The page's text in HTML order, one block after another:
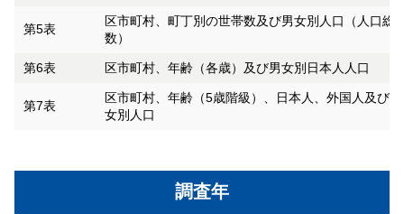
調査年
第5表
区市町村、町丁別の世帯数及び男女別人口（人口総
数）
第6表 区市町村、年齢（各歳）及び男女別日本人人口
第7表
区市町村、年齢（5歳階級）、日本人、外国人及び男
女別人口